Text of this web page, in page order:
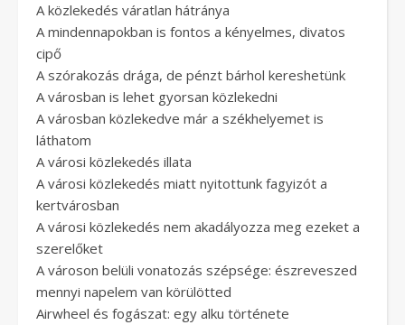
A közlekedés váratlan hátránya
A mindennapokban is fontos a kényelmes, divatos
cipő
A szórakozás drága, de pénzt bárhol kereshetünk
A városban is lehet gyorsan közlekedni
A városban közlekedve már a székhelyemet is
láthatom
A városi közlekedés illata
A városi közlekedés miatt nyitottunk fagyizót a
kertvárosban
A városi közlekedés nem akadályozza meg ezeket a
szerelőket
A városon belüli vonatozás szépsége: észreveszed
mennyi napelem van körülötted
Airwheel és fogászat: egy alku története